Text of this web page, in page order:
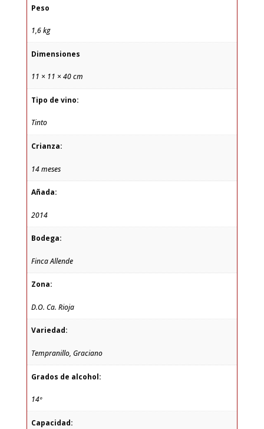
Peso
1,6 kg
Dimensiones
11 × 11 × 40 cm
Tipo de vino:
Tinto
Crianza:
14 meses
Añada:
2014
Bodega:
Finca Allende
Zona:
D.O. Ca. Rioja
Variedad:
Tempranillo, Graciano
Grados de alcohol:
14º
Capacidad: